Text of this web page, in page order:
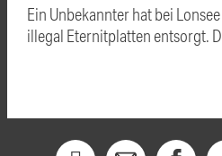
Ein Unbekannter hat bei
illegal Eternitplatten entsorgt.